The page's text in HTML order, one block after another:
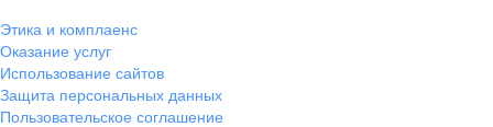
Этика и комплаенс
Оказание услуг
Использование сайтов
Защита персональных данных
Пользовательское соглашение